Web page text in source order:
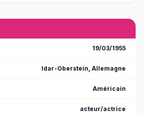
19/03/1955
Idar-Oberstein, Allemagne
Américain
acteur/actrice